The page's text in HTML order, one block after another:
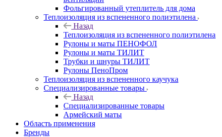
Фольгированный утеплитель для дома
Теплоизоляция из вспененного полиэтилена
Назад
Теплоизоляция из вспененного полиэтилена
Рулоны и маты ПЕНОФОЛ
Рулоны и маты ТИЛИТ
Трубки и шнуры ТИЛИТ
Рулоны ПеноПром
Теплоизоляция из вспененного каучука
Специализированные товары
Назад
Специализированные товары
Армейский маты
Область применения
Бренды